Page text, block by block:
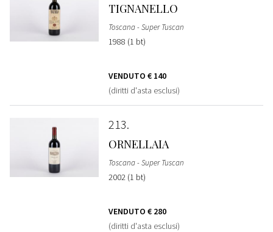
TIGNANELLO
Toscana - Super Tuscan
1988 (1 bt)
VENDUTO € 140
(diritti d'asta esclusi)
213
ORNELLAIA
Toscana - Super Tuscan
2002 (1 bt)
VENDUTO € 280
(diritti d'asta esclusi)